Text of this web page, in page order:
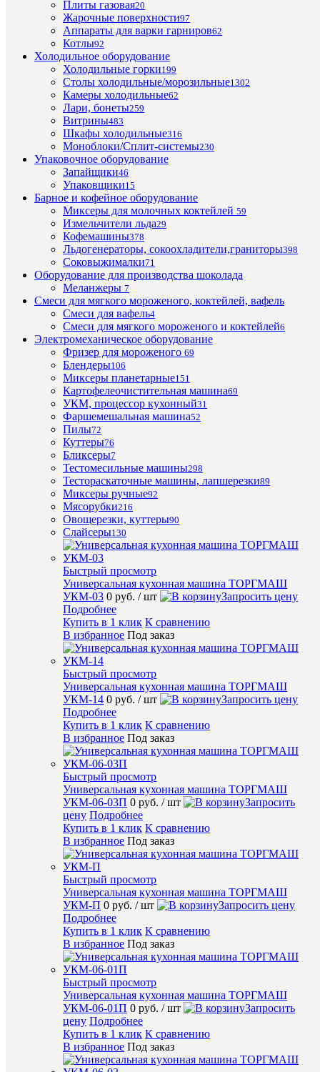
Плиты газовая20
Жарочные поверхности97
Аппараты для варки гарниров62
Котлы92
Холодильное оборудование
Холодильные горки199
Столы холодильные/морозильные1302
Камеры холодильные62
Лари, бонеты259
Витрины483
Шкафы холодильные316
Моноблоки/Сплит-системы230
Упаковочное оборудование
Запайщики46
Упаковщики15
Барное и кофейное оборудование
Миксеры для молочных коктейлей 59
Измельчители льда29
Кофемашины378
Льдогенераторы, сокоохладители,граниторы398
Соковыжималки71
Оборудование для производства шоколада
Меланжеры 7
Смеси для мягкого мороженого, коктейлей, вафель
Смеси для вафель4
Смеси для мягкого мороженого и коктейлей6
Электромеханическое оборудование
Фризер для мороженого 69
Блендеры106
Миксеры планетарные151
Картофелеочистительная машина69
УКМ, процессор кухонный31
Фаршемешальная машина52
Пилы72
Куттеры76
Бликсеры7
Тестомесильные машины298
Тестораскаточные машины, лапшерезки89
Миксеры ручные92
Мясорубки216
Овощерезки, куттеры90
Слайсеры130
Быстрый просмотр
Универсальная кухонная машина ТОРГМАШ
УКМ-03 0 руб. / шт
Запросить цену
Подробнее
Купить в 1 клик К сравнению
В избранное Под заказ
Быстрый просмотр
Универсальная кухонная машина ТОРГМАШ
УКМ-14 0 руб. / шт
Запросить цену
Подробнее
Купить в 1 клик К сравнению
В избранное Под заказ
Быстрый просмотр
Универсальная кухонная машина ТОРГМАШ
УКМ-06-03П 0 руб. / шт
Запросить
цену Подробнее
Купить в 1 клик К сравнению
В избранное Под заказ
Быстрый просмотр
Универсальная кухонная машина ТОРГМАШ
УКМ-П 0 руб. / шт
Запросить цену
Подробнее
Купить в 1 клик К сравнению
В избранное Под заказ
Быстрый просмотр
Универсальная кухонная машина ТОРГМАШ
УКМ-06-01П 0 руб. / шт
Запросить
цену Подробнее
Купить в 1 клик К сравнению
В избранное Под заказ
(8)
в
1
Быстрый
Hualian
0
руб.
клик